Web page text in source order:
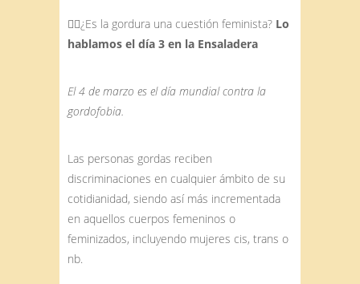
👆🏽¿Es la gordura una cuestión feminista? Lo
hablamos el día 3 en la Ensaladera
El 4 de marzo es el día mundial contra la
gordofobia.
Las personas gordas reciben
discriminaciones en cualquier ámbito de su
cotidianidad, siendo así más incrementada
en aquellos cuerpos femeninos o
feminizados, incluyendo mujeres cis, trans o
nb.